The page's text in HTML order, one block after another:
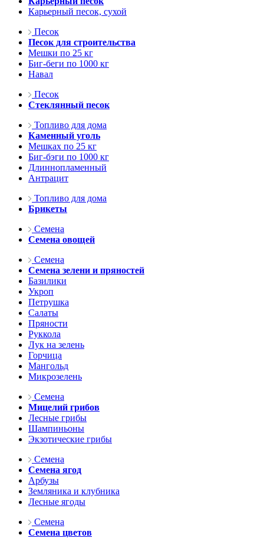
Карьерный песок, сухой
Песок
Песок для строительства
Мешки по 25 кг
Биг-беги по 1000 кг
Навал
Песок
Стеклянный песок
Топливо для дома
Каменный уголь
Мешках по 25 кг
Биг-бэги по 1000 кг
Длиннопламенный
Антрацит
Топливо для дома
Брикеты
Семена
Семена овощей
Семена
Семена зелени и пряностей
Базилики
Укроп
Петрушка
Салаты
Пряности
Руккола
Лук на зелень
Горчица
Мангольд
Микрозелень
Семена
Мицелий грибов
Лесные грибы
Шампиньоны
Экзотические грибы
Семена
Семена ягод
Арбузы
Земляника и клубника
Лесные ягоды
Семена
Семена цветов